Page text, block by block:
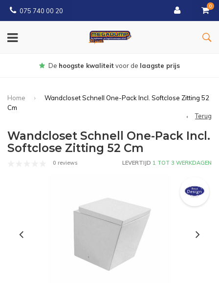
075 740 00 20
0
Gratisbezorgd vanaf € 150
Home
Wandcloset Schnell One-Pack Incl. Softclose Zitting 52
Cm
Terug
Wandcloset Schnell One-Pack Incl.
Softclose Zitting 52 Cm
0 reviews LEVERTIJD 1 TOT 3 WERKDAGEN